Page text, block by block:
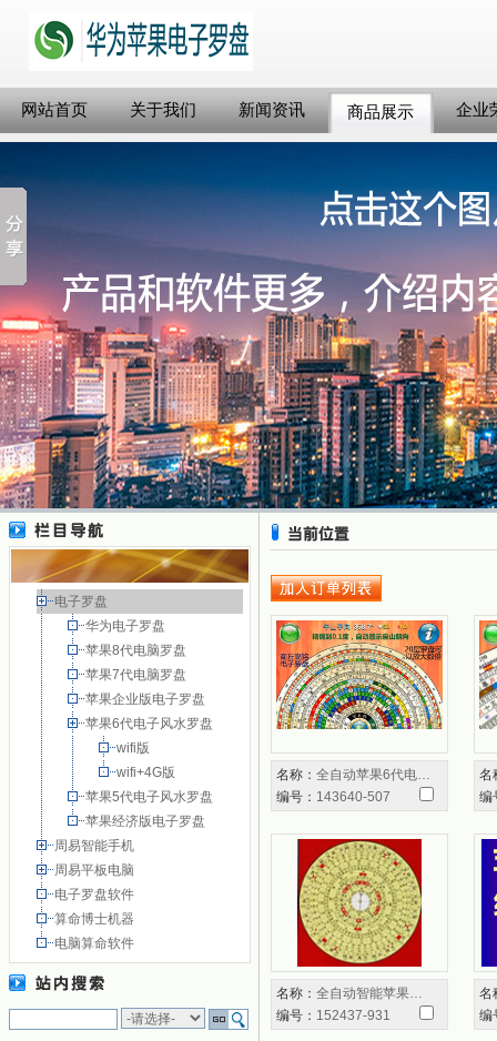
网站首页 关于我们 新闻资讯 商品展示 企业
电子罗盘
华为电子罗盘
苹果8代电脑罗盘
苹果7代电脑罗盘
苹果企业版电子罗盘
苹果6代电子风水罗盘
wifi版
wifi+4G版
苹果5代电子风水罗盘
苹果经济版电子罗盘
周易智能手机
周易平板电脑
电子罗盘软件
算命博士机器
电脑算命软件
名称： 全自动苹果6代电…
编号： 143640-507
名
编
名称： 全自动智能苹果…
编号： 152437-931
名
编